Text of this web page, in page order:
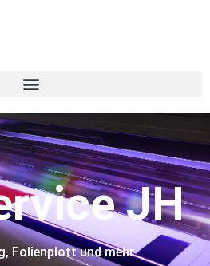
JH
Folienplott und mehr